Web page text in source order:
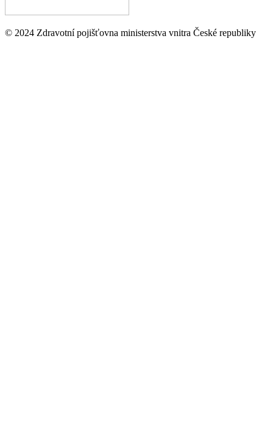
© 2024 Zdravotní pojišťovna ministerstva vnitra České republiky